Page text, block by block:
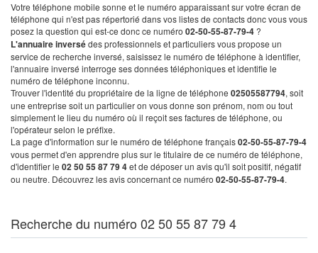
Votre téléphone mobile sonne et le numéro apparaissant sur votre écran de
téléphone qui n'est pas répertorié dans vos listes de contacts donc vous vous
posez la question qui est-ce donc ce numéro 02-50-55-87-79-4 ?
L'annuaire inversédes professionnels et particuliers vous propose un
service de recherche inversé, saisissez le numéro de téléphone à identifier,
l'annuaire inversé interroge ses données téléphoniques et identifie le
numéro de téléphone inconnu.
Trouver l'identité du propriétaire de la ligne de téléphone 02505587794, soit
une entreprise soit un particulier on vous donne son prénom, nom ou tout
simplement le lieu du numéro où il reçoit ses factures de téléphone, ou
l'opérateur selon le préfixe.
La page d'information sur le numéro de téléphone français02-50-55-87-79-4
vous permet d'en apprendre plus sur le titulaire de ce numéro de téléphone,
d'identifier le 02 50 55 87 79 4et de déposer un avis qu'il soit positif, négatif
ou neutre. Découvrez les avis concernant ce numéro 02-50-55-87-79-4.
Recherche du numéro 02 50 55 87 79 4